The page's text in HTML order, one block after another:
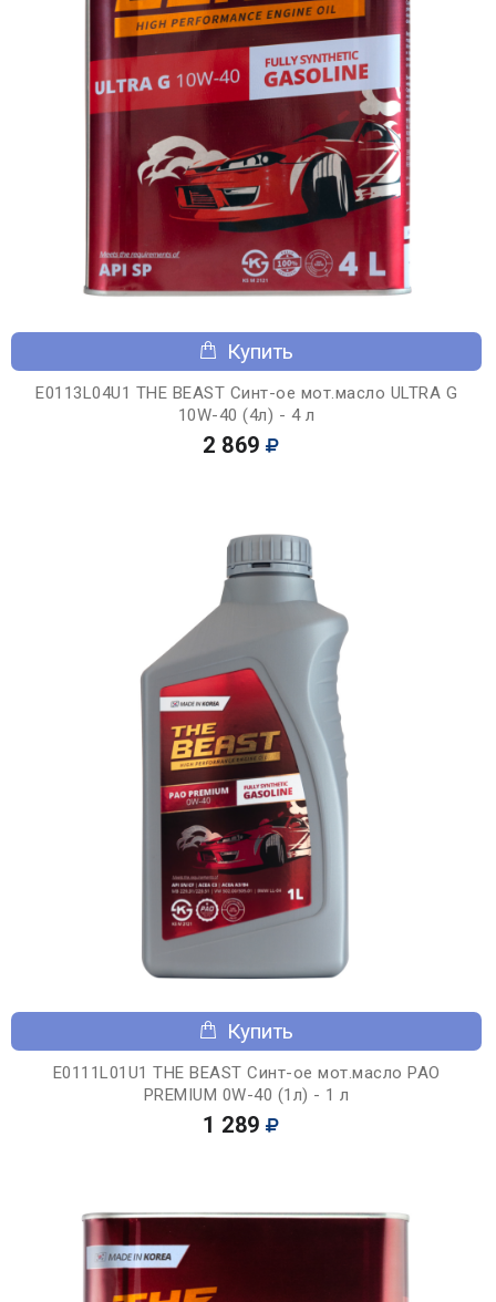
Купить
E0113L04U1 THE BEAST Синт-ое мот.масло ULTRA G
10W-40 (4л) - 4 л
2 869
Купить
E0111L01U1 THE BEAST Синт-ое мот.масло PAO
PREMIUM 0W-40 (1л) - 1 л
1 289